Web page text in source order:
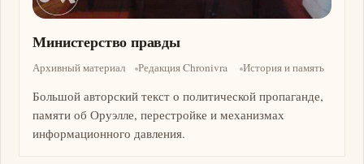
Министерство правды
Архивный материал Редакция Chronivra История и память
Большой авторский текст о политической пропаганде,
памяти об Оруэлле, перестройке и механизмах
информационного давления.